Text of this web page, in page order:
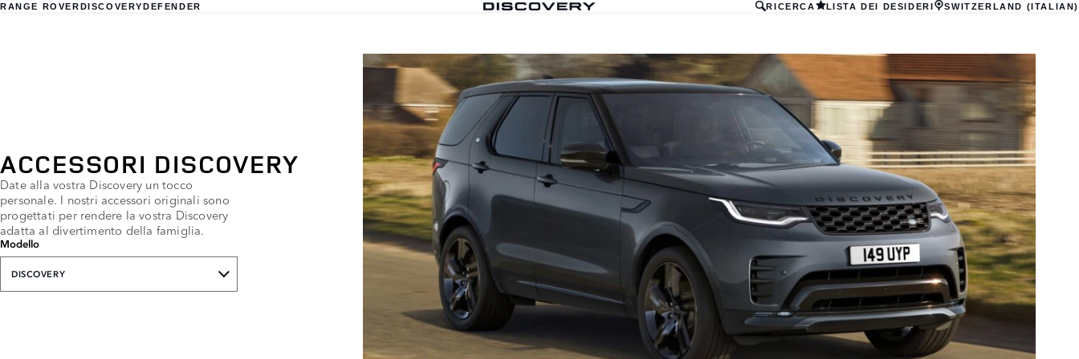
RANGE ROVERDISCOVERYDEFENDER RICERCA LISTA DEI DESIDERI SWITZERLAND (ITALIAN)
ACCESSORI DISCOVERY
Date alla vostra Discovery un tocco
personale. I nostri accessori originali sono
progettati per rendere la vostra Discovery
adatta al divertimento della famiglia.
Modello
DISCOVERY